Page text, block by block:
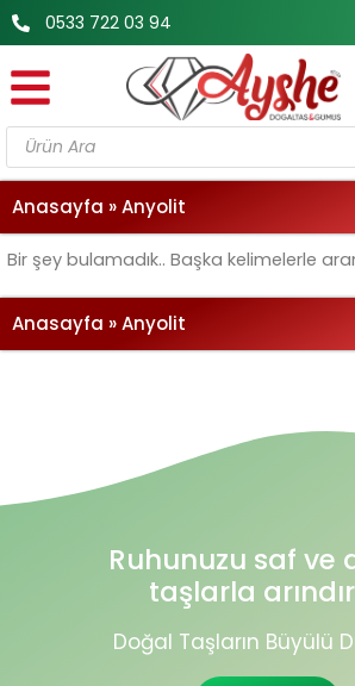
İçeriğe
atla
0533 722 03 94
Products
search
Anasayfa »Anyolit
Bir şey bulamadık.. Başka kelimelerle
Anasayfa »Anyolit
Ruhunuzu saf ve
taşlarla
Doğal Taşların Büyülü